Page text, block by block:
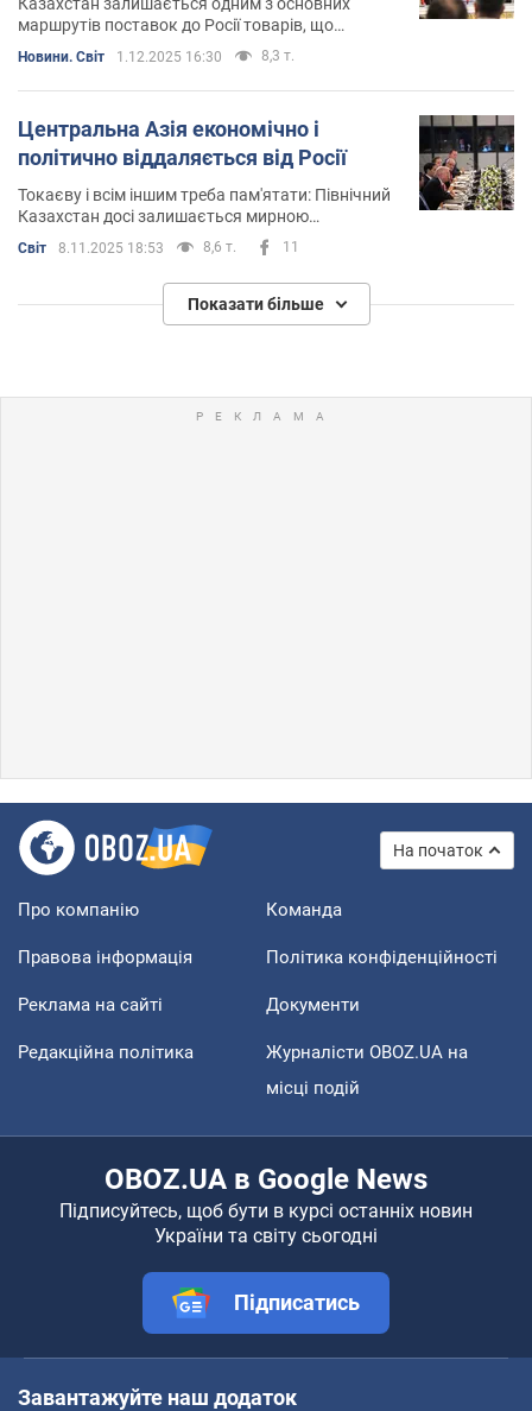
маршрутів поставок до Росії товарів, що
підпадають під санкції
Новини. Світ 1.12.2025 16:30 8,3 т.
Центральна Азія економічно і
політично віддаляється від Росії
Токаєву і всім іншим треба пам'ятати: Північний
Казахстан досі залишається мирною
казахською територією виключно тому, що
російська армія загрузла в Україні. Навіть у
риторики повинні бути межі. Хоча у випадку з
Трампом кордонів немає
Світ 8.11.2025 18:53 8,6 т. 11
Показати більше
На початок
Про компанію Команда
Правова інформація Політика конфіденційності
Реклама на сайті Документи
Редакційна політика
Журналісти OBOZ.UA на
місці подій
OBOZ.UA в Google News
Підписуйтесь, щоб бути в курсі останніх новин
України та світу сьогодні
Підписатись
Завантажуйте наш додаток